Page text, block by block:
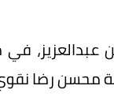
في
محسن رضا